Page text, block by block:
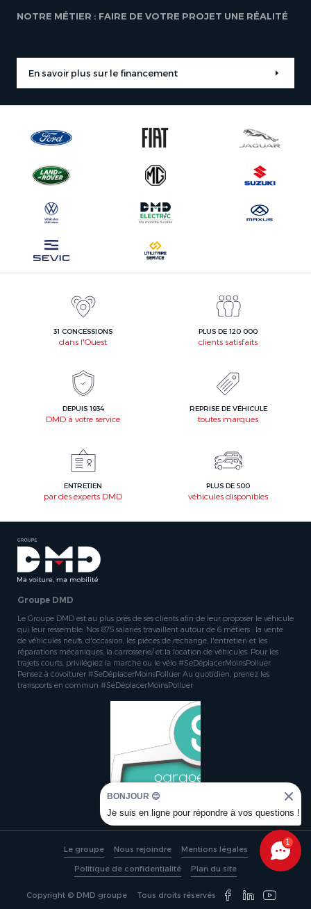
NOTRE MÉTIER : FAIRE DE VOTRE PROJET UNE RÉALITÉ
En savoir plus sur le financement
31 CONCESSIONS
dans l'Ouest
PLUS DE 120 000
clients satisfaits
DEPUIS 1934
DMD à votre service
REPRISE DE VÉHICULE
toutes marques
ENTRETIEN
par des experts DMD
PLUS DE 500
véhicules disponibles
Groupe DMD
Le Groupe DMD est au plus près de ses clients afin de leur proposer le véhicule
qui leur ressemble. Nos 875 salariés travaillent autour de 6 métiers : la vente
de véhicules neufs, d'occasion, les pièces de rechange, l'entretien et les
réparations mécaniques, la carrosserie/ et la location de véhicules. Pour les
trajets courts, privilégiez la marche ou le vélo #SeDéplacerMoinsPolluer
Pensez à covoiturer #SeDéplacerMoinsPolluer Au quotidien, prenez les
transports en commun #SeDéplacerMoinsPolluer
Le groupe Nous rejoindre Mentions légales
Politique de confidentialité Plan du site
Copyright © DMD groupe Tous droits réservés
1
BONJOUR 😊
Je suis en ligne pour répondre à vos questions !